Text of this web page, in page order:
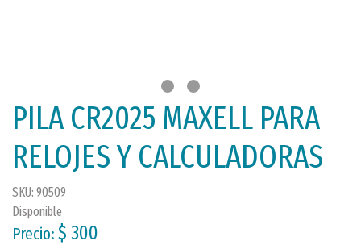
PILA CR2025 MAXELL PARA
RELOJES Y CALCULADORAS
SKU: 90509
Disponible
Precio: $ 300